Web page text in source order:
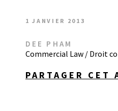
1 JANVIER 2013
DEE PHAM
Commercial Law / Droit
PARTAGER CET